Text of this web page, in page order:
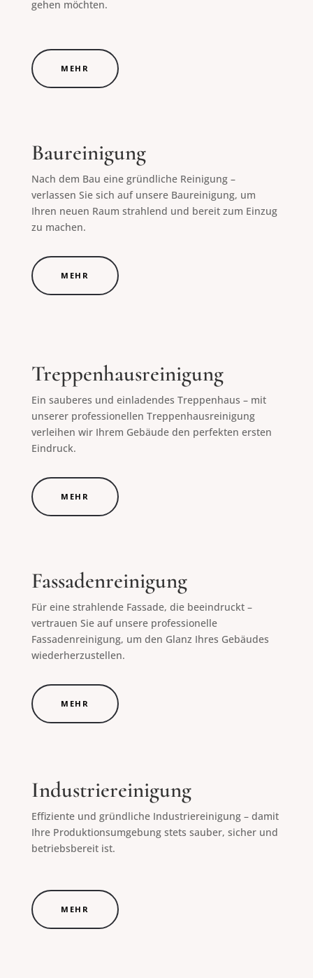
gehen möchten.
MEHR
Baureinigung
Nach dem Bau eine gründliche Reinigung –
verlassen Sie sich auf unsere Baureinigung, um
Ihren neuen Raum strahlend und bereit zum Einzug
zu machen.
MEHR
Treppenhausreinigung
Ein sauberes und einladendes Treppenhaus – mit
unserer professionellen Treppenhausreinigung
verleihen wir Ihrem Gebäude den perfekten ersten
Eindruck.
MEHR
Fassadenreinigung
Für eine strahlende Fassade, die beeindruckt –
vertrauen Sie auf unsere professionelle
Fassadenreinigung, um den Glanz Ihres Gebäudes
wiederherzustellen.
MEHR
Industriereinigung
Effiziente und gründliche Industriereinigung – damit
Ihre Produktionsumgebung stets sauber, sicher und
betriebsbereit ist.
MEHR